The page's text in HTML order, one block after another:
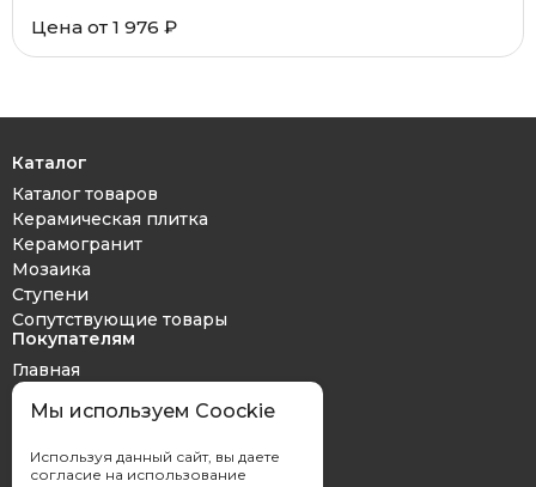
Цена от 1 976 ₽
Каталог
Каталог товаров
Керамическая плитка
Керамогранит
Мозаика
Ступени
Сопутствующие товары
Покупателям
Главная
Дизайн проект
Оплата и доставка
Контакты
Мы используем Coockie
Используя данный сайт, вы даете
согласие на использование